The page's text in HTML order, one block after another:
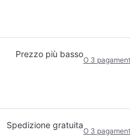
Prezzo più basso
O 3
Spedizione gratuita
O 3